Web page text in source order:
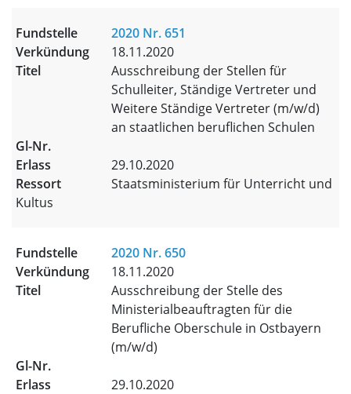
2020 Nr. 651
18.11.2020
Ausschreibung der Stellen für
Schulleiter, Ständige Vertreter und
Weitere Ständige Vertreter (m/w/d)
an staatlichen beruflichen Schulen
29.10.2020
Staatsministerium für Unterricht und
Kultus
2020 Nr. 650
18.11.2020
Ausschreibung der Stelle des
Ministerialbeauftragten für die
Berufliche Oberschule in Ostbayern
(m/w/d)
29.10.2020